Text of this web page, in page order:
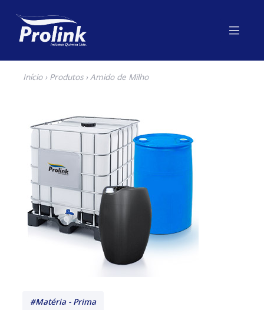
Início› Produtos› Amido de Milho
#Matéria - Prima